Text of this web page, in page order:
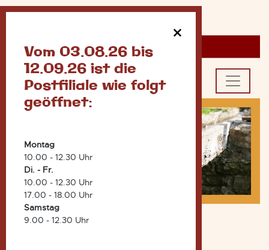
×
Vom 03.08.26 bis
12.09.26 ist die
Postfiliale wie folgt
geöffnet:
Montag
10.00 - 12.30 Uhr
Di. - Fr.
10.00 - 12.30 Uhr
17.00 - 18.00 Uhr
Samstag
9.00 - 12.30 Uhr
Wählen Sie aus
Team